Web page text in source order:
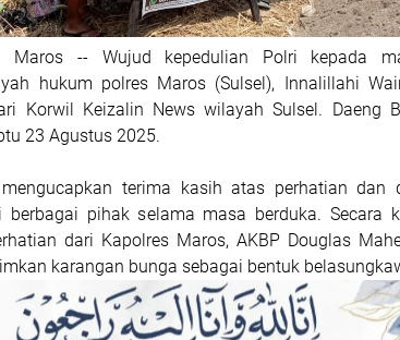
-- Wujud kepedulian Polri kepada
hukum polres Maros (Sulsel), Innalillahi
Korwil Keizalin News wilayah Sulsel. Daeng
23 Agustus 2025.
mengucapkan terima kasih atas perhatian dan
pihak selama masa berduka. Secara
dari Kapolres Maros, AKBP Douglas
karangan bunga sebagai bentuk